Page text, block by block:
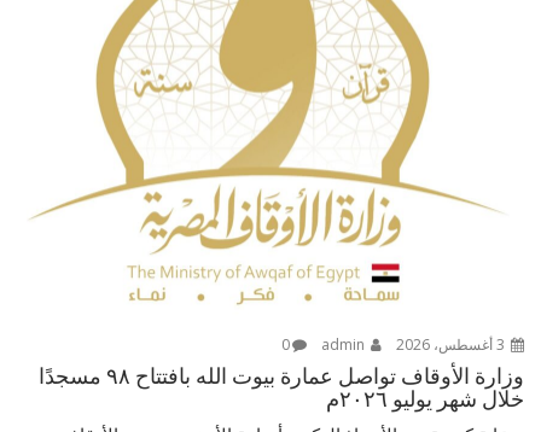
0
وزارة الأوقاف تواصل عمارة بيوت الله بافتتاح ٩٨ مسجدًا
خلال شهر يوليو ٢٠٢٦م